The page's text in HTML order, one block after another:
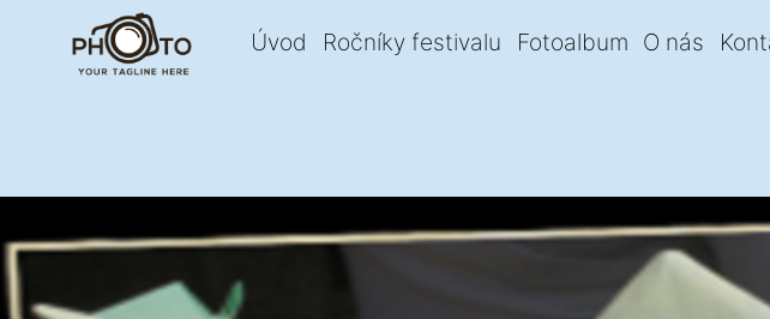
Úvod Ročníky festivalu Fotoalbum O nás